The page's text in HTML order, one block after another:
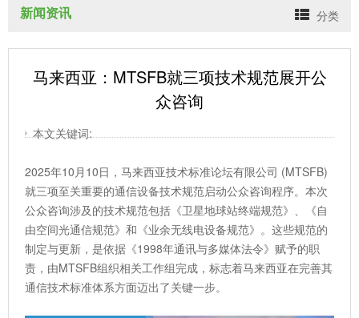
新闻资讯 分类
马来西亚：MTSFB就三项技术规范展开公
众咨询
本文关键词:
2025年10月10日，马来西亚技术标准论坛有限公司 (MTSFB)
就三项至关重要的通信设备技术规范启动公众咨询程序。本次
公众咨询涉及的技术规范包括《卫星地球站终端规范》、《自
由空间光通信规范》和《业余无线电设备规范》。这些规范的
制定与更新，是依据《1998年通讯与多媒体法令》赋予的职
责，由MTSFB组织相关工作组完成，标志着马来西亚在完善其
通信技术标准体系方面迈出了关键一步。